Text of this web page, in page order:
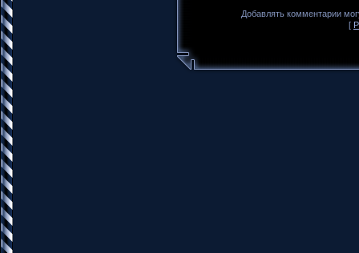
Добавлять комментарии
[